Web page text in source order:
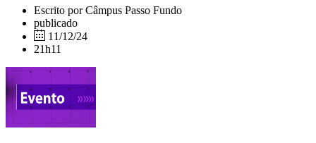
Escrito por Câmpus Passo Fundo
publicado
11/12/24
21h11